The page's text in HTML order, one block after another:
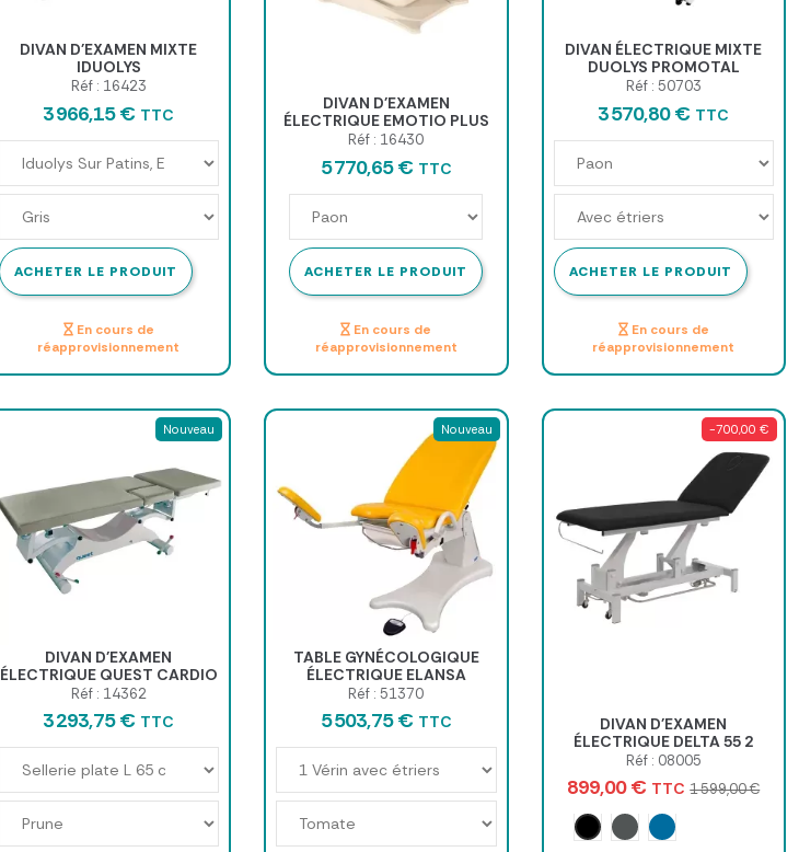
DIVAN D'EXAMEN MIXTE
IDUOLYS
Réf : 16423
3 966,15 € TTC
ACHETER LE PRODUIT
En cours de
réapprovisionnement
DIVAN D'EXAMEN
ÉLECTRIQUE EMOTIO PLUS
Réf : 16430
5 770,65 € TTC
ACHETER LE PRODUIT
En cours de
réapprovisionnement
DIVAN ÉLECTRIQUE MIXTE
DUOLYS PROMOTAL
Réf : 50703
3 570,80 € TTC
ACHETER LE PRODUIT
En cours de
réapprovisionnement
Nouveau
DIVAN D'EXAMEN
ÉLECTRIQUE QUEST CARDIO
Réf : 14362
3 293,75 € TTC
Nouveau
TABLE GYNÉCOLOGIQUE
ÉLECTRIQUE ELANSA
PROMOTAL
Réf : 51370
5 503,75 € TTC
-700,00 €
DIVAN D'EXAMEN
ÉLECTRIQUE DELTA 55 2
PLANS MEDICLINIC -
Réf : 08005
899,00 € TTC 1 599,00 €
Noir Graphite
Gris Daytona
Bleu California